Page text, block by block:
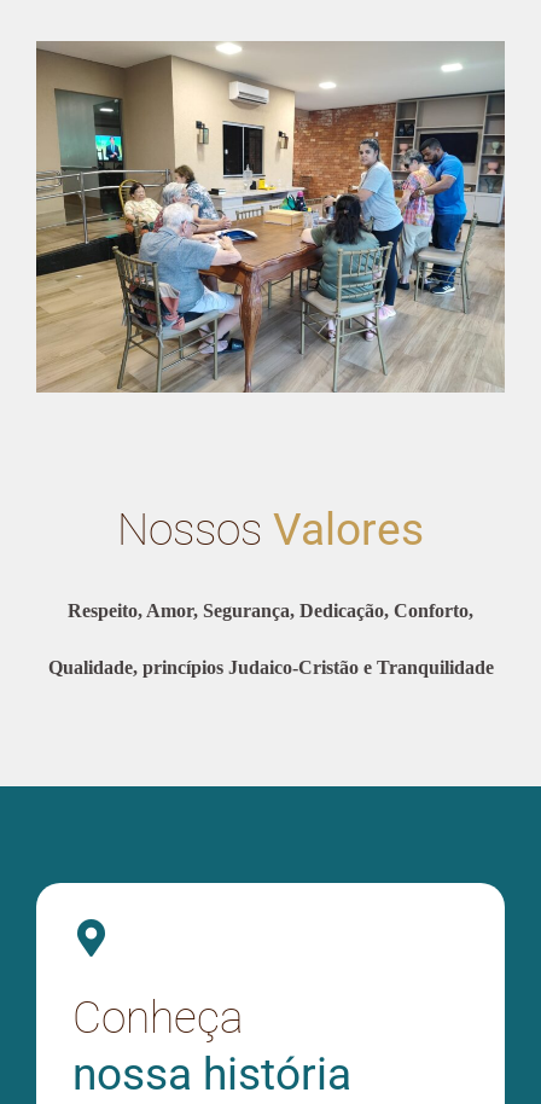
Nossos Valores
Respeito, Amor, Segurança, Dedicação, Conforto,
Qualidade, princípios Judaico-Cristão e Tranquilidade
Conheça
nossa história